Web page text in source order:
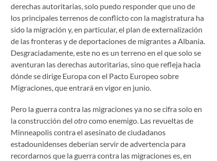
derechas autoritarias, solo puedo responder que uno de
los principales terrenos de conflicto con la magistratura ha
sido la migración y, en particular, el plan de externalización
de las fronteras y de deportaciones de migrantes a Albania.
Desgraciadamente, este no es un terreno en el que solo se
aventuran las derechas autoritarias, sino que refleja hacia
dónde se dirige Europa con el Pacto Europeo sobre
Migraciones, que entrará en vigor en junio.
Pero la guerra contra las migraciones ya no se cifra solo en
la construcción delotrocomo enemigo. Las revueltas de
Minneapolis contra el asesinato de ciudadanos
estadounidenses deberían servir de advertencia para
recordarnos que la guerra contra las migraciones es, en